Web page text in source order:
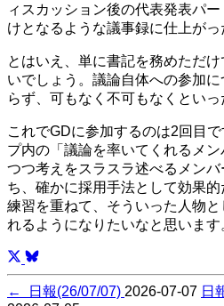
ィスカッション後の代表発表パ
けとなるような議事録に仕上がっ
とはいえ、単に書記を務めただ
いでしょう。議論自体への参加
らず、可もなく不可もなくといっ
これでGDに参加するのは2回目
プ内の「議論を率いてくれるメ
つつ考えをスラスラ述べるメン
ち、確かに採用手法として効果
練習を重ねて、そういった人物
れるようになりたいなと思います
← 日報(26/07/07) 2026-07-07 日